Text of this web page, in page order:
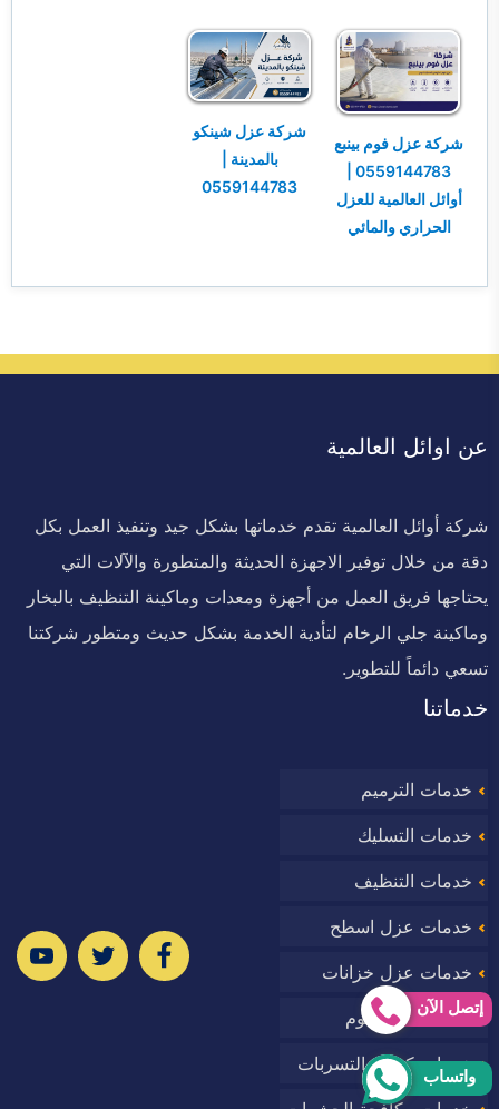
شركة عزل فوم بينبع
0559144783 |
أوائل العالمية للعزل
الحراري والمائي
شركة عزل شينكو
بالمدينة |
0559144783
عن اوائل العالمية
شركة أوائل العالمية تقدم خدماتها بشكل جيد وتنفيذ العمل بكل
دقة من خلال توفير الاجهزة الحديثة والمتطورة والآلات التي
يحتاجها فريق العمل من أجهزة ومعدات وماكينة التنظيف بالبخار
وماكينة جلي الرخام لتأدية الخدمة بشكل حديث ومتطور شركتنا
تسعي دائماً للتطوير.
خدماتنا
خدمات الترميم
خدمات التسليك
خدمات التنظيف
خدمات عزل اسطح
خدمات عزل خزانات
خدمات عزل فوم
خدمات كشف التسربات
إتصل الآن
واتساب